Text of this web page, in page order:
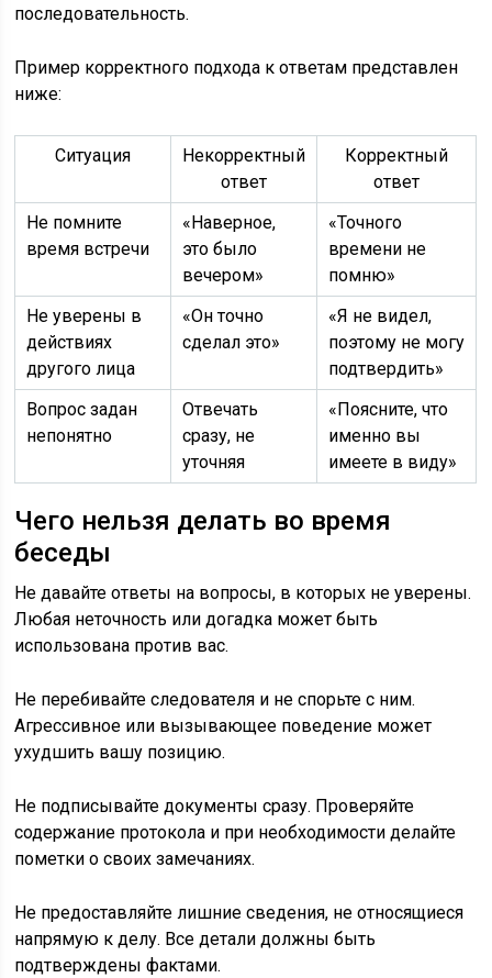
последовательность.
Пример корректного подхода к ответам представлен
ниже:
Ситуация
Некорректный
ответ
Корректный
ответ
Не помните
время встречи
«Наверное,
это было
вечером»
«Точного
времени не
помню»
Не уверены в
действиях
другого лица
«Он точно
сделал это»
«Я не видел,
поэтому не могу
подтвердить»
Вопрос задан
непонятно
Отвечать
сразу, не
уточняя
«Поясните, что
именно вы
имеете в виду»
Чего нельзя делать во время
беседы
Не давайте ответы на вопросы, в которых не уверены.
Любая неточность или догадка может быть
использована против вас.
Не перебивайте следователя и не спорьте с ним.
Агрессивное или вызывающее поведение может
ухудшить вашу позицию.
Не подписывайте документы сразу. Проверяйте
содержание протокола и при необходимости делайте
пометки о своих замечаниях.
Не предоставляйте лишние сведения, не относящиеся
напрямую к делу. Все детали должны быть
подтверждены фактами.